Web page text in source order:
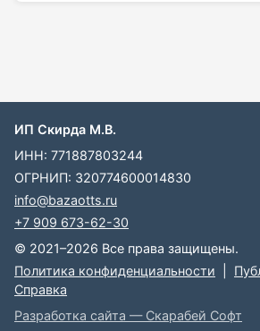
ИП Скирда М.В.
ИНН: 771887803244
ОГРНИП: 320774600014830
info@bazaotts.ru
+7 909 673-62-30
© 2021–2026 Все права защищены.
Политика конфиденциальности
Справка
Разработка сайта — Скарабей Софт